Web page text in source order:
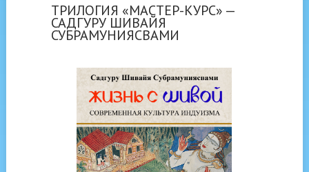
ТРИЛОГИЯ «МАСТЕР-КУРС» —
САДГУРУ ШИВАЙЯ
СУБРАМУНИЯСВАМИ